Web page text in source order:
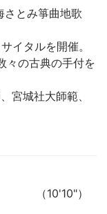
とみ箏曲地歌
イタルを開催。
々の古典の手付を
宮城社大師範、
（10'10"）